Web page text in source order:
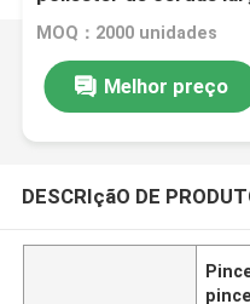
MOQ：2000 unidades
Melhor preço
DESCRIçãO DE